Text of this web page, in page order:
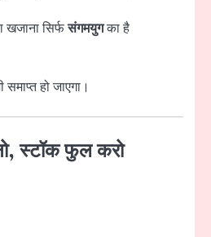
खजाना सिर्फसंगमयुगका है
हो जाएगा।
स्टॉक फुल करो